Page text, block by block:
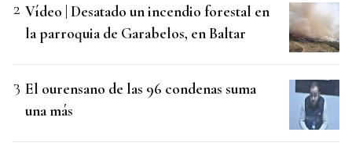
Vídeo | Desatado un incendio forestal en
la parroquia de Garabelos, en Baltar
El ourensano de las 96 condenas suma
una más